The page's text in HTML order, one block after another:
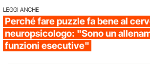
LEGGI ANCHE
Perché fare puzzle fa bene al
neuropsicologo: "Sono un
funzioni esecutive"